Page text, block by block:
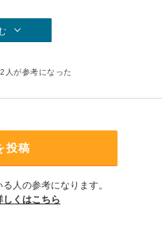
人が参考になった
投稿
人の参考になります。
しくはこちら